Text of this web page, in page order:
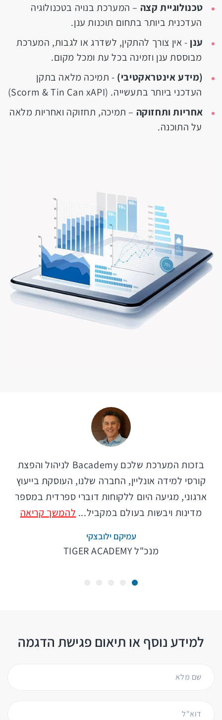
טכנולוגיית קצה – המערכת בנויה בטכנולוגיה
העדכנית ביותר בתחום תוכנות ענן.
ענן - אין צורך להתקין, לשדרג או לגבות, המערכת
מבוססת ענן וזמינה בכל עת ומכל מקום.
(מידע אינטראקטיבי) - תמיכה מלאה בתקן
העדכני ביותר בתעשייה. (Scorm & Tin Can xAPI)
אחריות ותחזוקה – תמיכה, תחזוקה ואחריות מלאה
על התוכנה.
בזכות המערכת שלכם Bacademy לניהול והפצת
קורסי למידה אונליין, החברה שלנו, העוסקת בייעוץ
ארגוני, מגיעה היום ללקוחות דוברי ספרדית במספר
מדינות ויבשות בעולם במקביל... להמשך קריאה
עמיקם ילובצקי
מנכ"ל TIGER ACADEMY
למידע נוסף או תיאום פגישת הדגמה
שם מלא
דוא"ל